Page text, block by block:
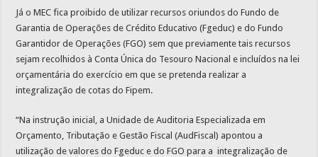
Já o MEC fica proibido de utilizar recursos oriundos do Fundo de
Garantia de Operações de Crédito Educativo (Fgeduc) e do Fundo
Garantidor de Operações (FGO) sem que previamente tais recursos
sejam recolhidos à Conta Única do Tesouro Nacional e incluídos na lei
orçamentária do exercício em que se pretenda realizar a
integralização de cotas do Fipem.
“Na instrução inicial, a Unidade de Auditoria Especializada em
Orçamento, Tributação e Gestão Fiscal (AudFiscal) apontou a
utilização de valores do Fgeduc e do FGO para a integralização de